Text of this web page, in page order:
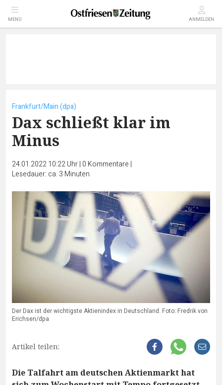
MENÜ ANMELDEN
Frankfurt/Main (dpa)
Dax schließt klar im
Minus
24.01.2022 10:22 Uhr| 0 Kommentare |
Lesedauer: ca. 3 Minuten
Der Dax ist der wichtigste Aktienindex in Deutschland. Foto: Fredrik von
Erichsen/dpa
Artikel teilen:
Die Talfahrt am deutschen Aktienmarkt hat